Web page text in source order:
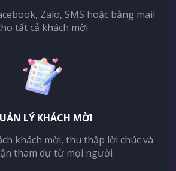
Zalo, SMS hoặc bằng mail
tất cả khách mời
LÝ KHÁCH MỜI
khách mời, thu thập lời chúc và
tham dự từ mọi người